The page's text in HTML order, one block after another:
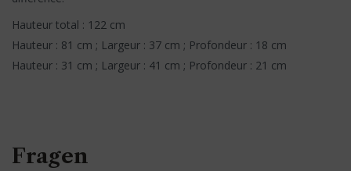
Hauteur total : 122 cm
Hauteur : 81 cm ; Largeur : 37 cm ; Profondeur : 18 cm
Hauteur : 31 cm ; Largeur : 41 cm ; Profondeur : 21 cm
Fragen